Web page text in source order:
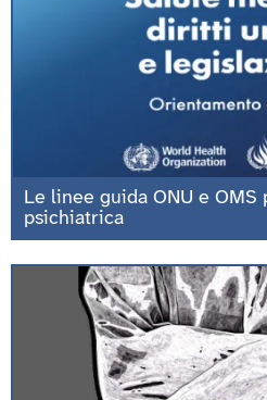
Le linee guida ONU e OMS
psichiatrica